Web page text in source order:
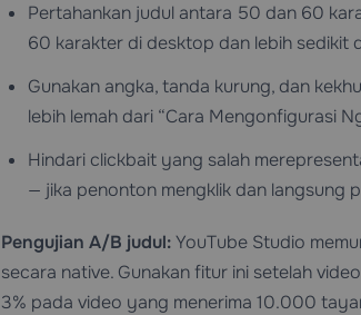
Pertahankan judul antara 50 dan 60
60 karakter di desktop dan lebih sedikit
Gunakan angka, tanda kurung, dan
lebih lemah dari “Cara Mengonfigurasi
Hindari clickbait yang salah
— jika penonton mengklik dan langsung
Pengujian A/B judul:YouTube Studio
secara native. Gunakan fitur ini setelah
3% pada video yang menerima 10.000